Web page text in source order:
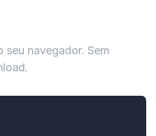
seu navegador. Sem